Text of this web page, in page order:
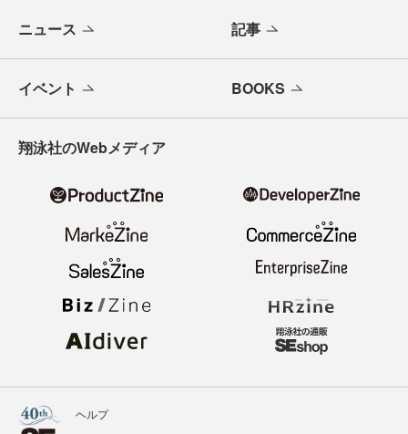
ニュース 記事
イベント BOOKS
翔泳社のWebメディア
ヘルプ